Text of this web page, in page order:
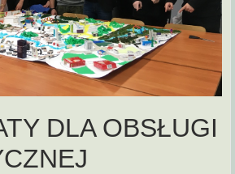
DLA OBSŁUGI